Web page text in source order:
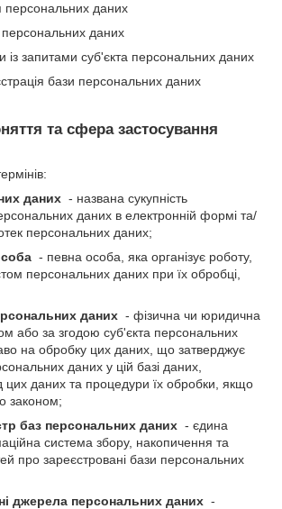
персональних даних
даних
із запитами суб'єкта персональних даних
бази персональних даних
та сфера застосування
даних - названа сукупність
даних в електронній формі та/
персональних даних;
- певна особа, яка організує роботу,
персональних даних при їх обробці,
даних - фізична чи юридична
або за згодою суб'єкта персональних
на обробку цих даних, що затверджує
даних у цій базі даних,
цих даних та процедури їх обробки, якщо
законом;
баз персональних даних - єдина
система збору, накопичення та
про зареєстровані бази персональних
джерела персональних даних -